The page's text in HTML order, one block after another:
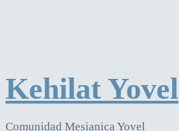
Kehilat Yovel
Comunidad Mesianica Yovel